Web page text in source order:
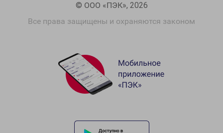
© ООО «ПЭК», 2026
Все права защищены и охраняются законом